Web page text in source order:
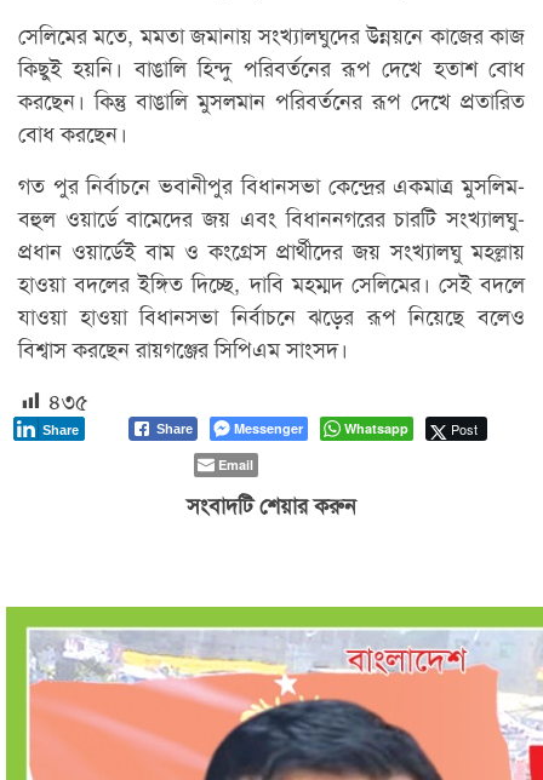
সেলিমের মতে, মমতা জমানায় সংখ্যালঘুদের উন্নয়নে কাজের কাজ
কিছুই হয়নি। বাঙালি হিন্দু পরিবর্তনের রূপ দেখে হতাশ বোধ
করছেন। কিন্তু বাঙালি মুসলমান পরিবর্তনের রূপ দেখে প্রতারিত
বোধ করছেন।
গত পুর নির্বাচনে ভবানীপুর বিধানসভা কেন্দ্রের একমাত্র মুসলিম-
বহুল ওয়ার্ডে বামেদের জয় এবং বিধাননগরের চারটি সংখ্যালঘু-
প্রধান ওয়ার্ডেই বাম ও কংগ্রেস প্রার্থীদের জয় সংখ্যালঘু মহল্লায়
হাওয়া বদলের ইঙ্গিত দিচ্ছে, দাবি মহম্মদ সেলিমের। সেই বদলে
যাওয়া হাওয়া বিধানসভা নির্বাচনে ঝড়ের রূপ নিয়েছে বলেও
বিশ্বাস করছেন রায়গঞ্জের সিপিএম সাংসদ।
৪৩৫
Share Messenger Whatsapp Post
Share
Email
সংবাদটি শেয়ার করুন